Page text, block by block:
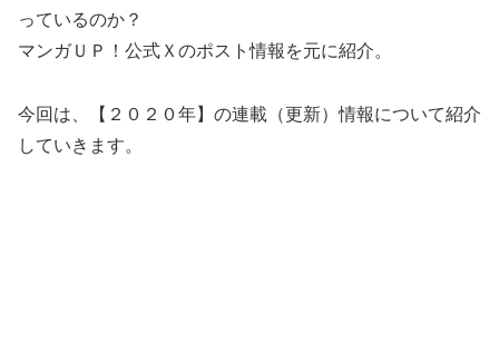
っているのか？
マンガＵＰ！公式Ｘのポスト情報を元に紹介。
今回は、【２０２０年】の連載（更新）情報について紹介
していきます。